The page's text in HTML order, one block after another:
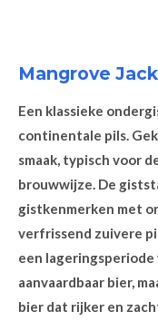
Mangrove
Een klassieke
continentale pils.
smaak, typisch voor
brouwwijze. De
gistkenmerken met
verfrissend zuivere
een
aanvaardbaar bier,
bier dat rijker en